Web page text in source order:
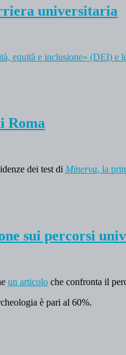
universitaria
equità e inclusione» (DEI) e
Roma
dei test di Minerva, la
sui percorsi
un articolo che confronta il
è pari al 60%.